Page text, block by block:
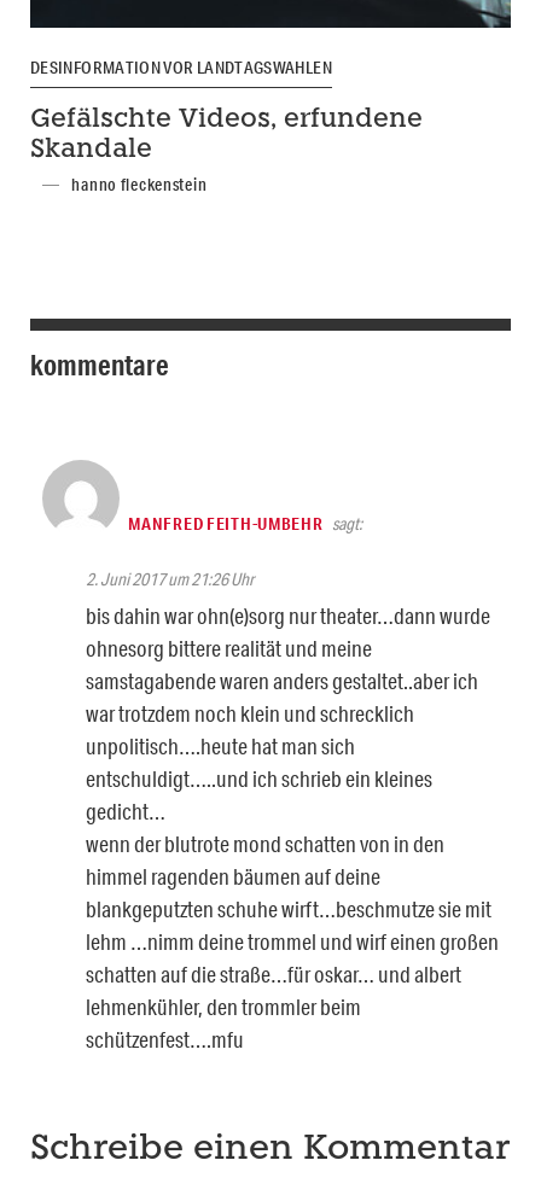
DESINFORMATION VOR LANDTAGSWAHLEN
Gefälschte Videos, erfundene
Skandale
hanno fleckenstein
kommentare
MANFRED FEITH-UMBEHR sagt:
2. Juni 2017 um 21:26 Uhr
bis dahin war ohn(e)sorg nur theater…dann wurde
ohnesorg bittere realität und meine
samstagabende waren anders gestaltet..aber ich
war trotzdem noch klein und schrecklich
unpolitisch….heute hat man sich
entschuldigt…..und ich schrieb ein kleines
gedicht…
wenn der blutrote mond schatten von in den
himmel ragenden bäumen auf deine
blankgeputzten schuhe wirft…beschmutze sie mit
lehm …nimm deine trommel und wirf einen großen
schatten auf die straße…für oskar… und albert
lehmenkühler, den trommler beim
schützenfest….mfu
Schreibe einen Kommentar